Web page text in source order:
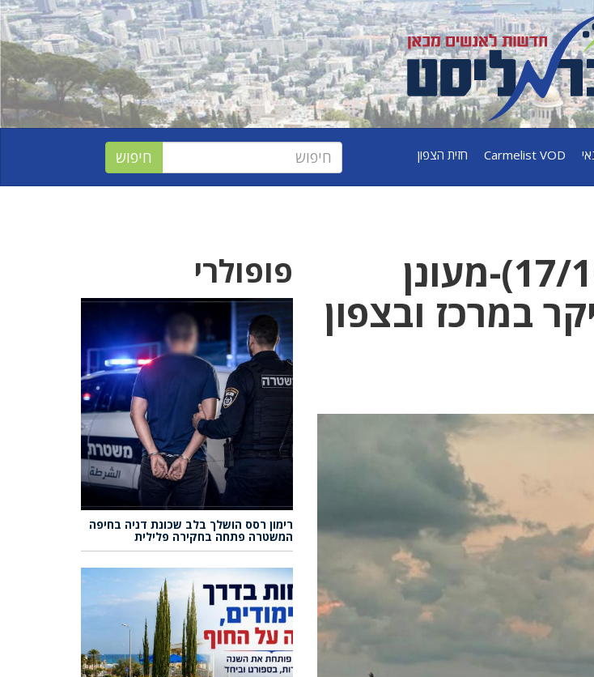
Carmelist VOD חזית הצפון
תחזית מזג האוויר(17/10/2023)-מעונן
במרכז ובצפון
פופולרי
רימון רסס הושלך בלב שכונת דניה בחיפה
המשטרה פתחה בחקירה פלילית